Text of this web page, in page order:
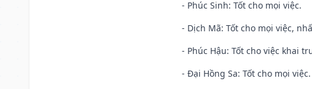
- Phúc Sinh: Tốt cho mọi việc.
- Dịch Mã: Tốt cho mọi việc,
- Phúc Hậu: Tốt cho việc khai
- Đại Hồng Sa: Tốt cho mọi việc.